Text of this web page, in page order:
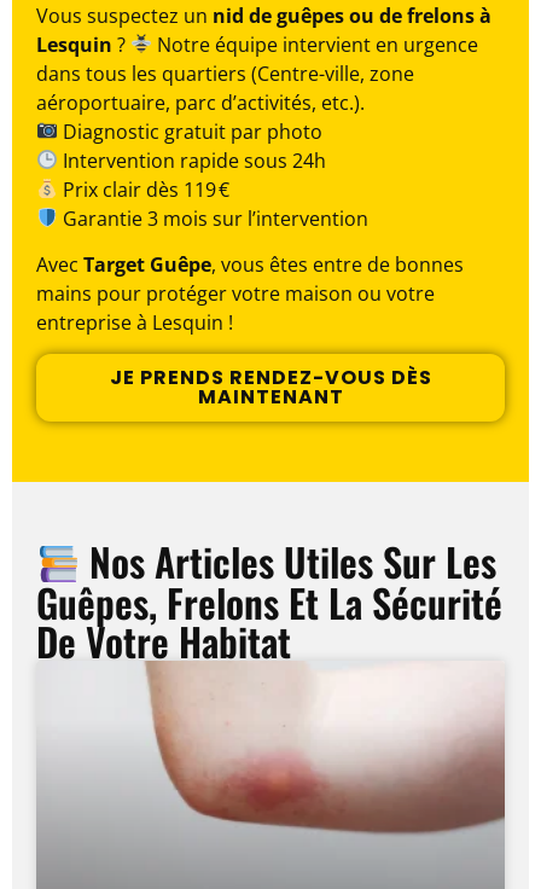
Vous suspectez un nid de guêpes ou de frelons à
Lesquin ?
Notre équipe intervient en urgence
dans tous les quartiers (Centre-ville, zone
aéroportuaire, parc d’activités, etc.).
Diagnostic gratuit par photo
Intervention rapide sous 24h
Prix clair dès 119 €
Garantie 3 mois sur l’intervention
Avec Target Guêpe, vous êtes entre de bonnes
mains pour protéger votre maison ou votre
entreprise à Lesquin !
JE PRENDS RENDEZ-VOUS DÈS
MAINTENANT
Nos Articles Utiles Sur Les
Guêpes, Frelons Et La Sécurité
De Votre Habitat